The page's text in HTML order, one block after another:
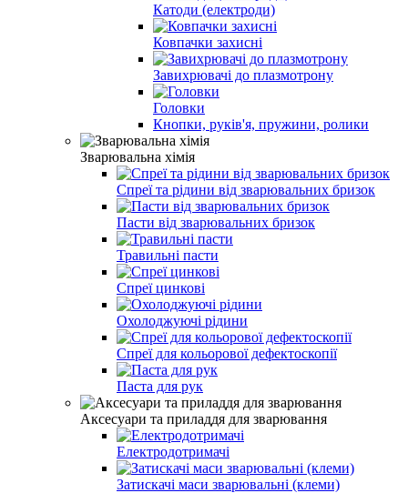
Катоди (електроди)
Ковпачки захисні
Завихрювачі до плазмотрону
Головки
Кнопки, руків'я, пружини, ролики
Зварювальна хімія
Спреї та рідини від зварювальних бризок
Пасти від зварювальних бризок
Травильні пасти
Спреї цинкові
Охолоджуючі рідини
Спреї для кольорової дефектоскопії
Паста для рук
Аксесуари та приладдя для зварювання
Електродотримачі
Затискачі маси зварювальні (клеми)